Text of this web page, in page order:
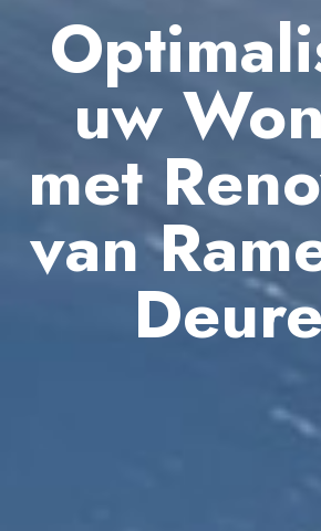
uw
met
van